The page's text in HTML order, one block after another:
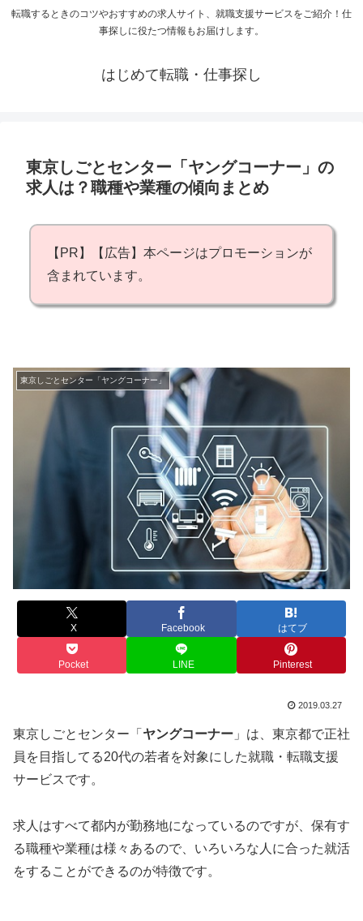
転職するときのコツやおすすめの求人サイト、就職支援サービスをご紹介！仕
事探しに役たつ情報もお届けします。
はじめて転職・仕事探し
東京しごとセンター「ヤングコーナー」の
求人は？職種や業種の傾向まとめ
【PR】【広告】本ページはプロモーションが
含まれています。
東京しごとセンター「ヤングコーナー」
X Facebook はてブ
Pocket LINE Pinterest
2019.03.27
東京しごとセンター「 ヤングコーナー 」は、東京都で正社
員を目指してる20代の若者を対象にした就職・転職支援
サービスです。
求人はすべて都内が勤務地になっているのですが、保有す
る職種や業種は様々あるので、いろいろな人に合った就活
をすることができるのが特徴です。